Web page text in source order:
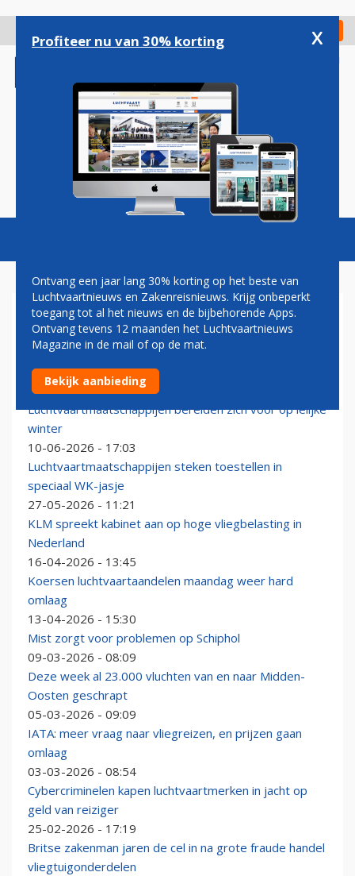
gaan
Check in
Magazine Podcasts Vacatures
LUCHTVAART
Hoop en vrees bij groot SAF-congres in Amsterdam
16-06-2026 - 16:03
Luchtvaartmaatschappijen bereiden zich voor op lelijke
winter
10-06-2026 - 17:03
Luchtvaartmaatschappijen steken toestellen in
speciaal WK-jasje
27-05-2026 - 11:21
KLM spreekt kabinet aan op hoge vliegbelasting in
Nederland
16-04-2026 - 13:45
Koersen luchtvaartaandelen maandag weer hard
omlaag
13-04-2026 - 15:30
Mist zorgt voor problemen op Schiphol
09-03-2026 - 08:09
Deze week al 23.000 vluchten van en naar Midden-
Oosten geschrapt
05-03-2026 - 09:09
IATA: meer vraag naar vliegreizen, en prijzen gaan
omlaag
03-03-2026 - 08:54
Cybercriminelen kapen luchtvaartmerken in jacht op
geld van reiziger
25-02-2026 - 17:19
Britse zakenman jaren de cel in na grote fraude handel
vliegtuigonderdelen
Profiteer nu van 30% korting x
Ontvang een jaar lang 30% korting op het beste van
Luchtvaartnieuws en Zakenreisnieuws. Krijg onbeperkt
toegang tot al het nieuws en de bijbehorende Apps.
Ontvang tevens 12 maanden het Luchtvaartnieuws
Magazine in de mail of op de mat.
Bekijk aanbieding